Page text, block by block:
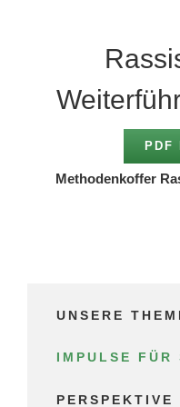
PDF
Methodenkoffer
UNSERE
IMPULSE FÜR
PERSPEKTIVE